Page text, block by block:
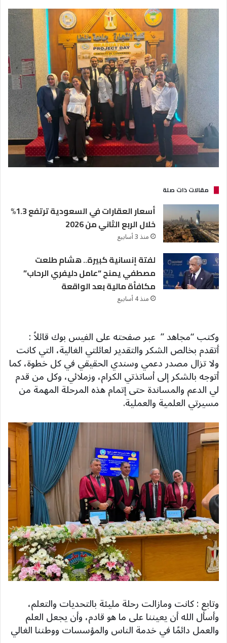
مقالات ذات صلة
أسعار العقارات في السعودية ترتفع 1.3%
خلال الربع الثاني من 2026
منذ 3 أسابيع
لفتة إنسانية كبيرة.. هشام طلعت
مصطفي يمنح “عامل دليفري الرحاب”
مكافأة مالية بعد الواقعة
منذ 4 أسابيع
وكتب “مجاهد ” عبر صفحته على الفيس بوك قائلاً :
أتقدم بخالص الشكر والتقدير لعائلتي الغالية، التي كانت
ولا تزال مصدر دعمي وسندي الحقيقي في كل خطوة، كما
أتوجه بالشكر إلى أساتذتي الكرام، وزملائي، وكل من قدم
لي الدعم والمساندة حتى إتمام هذه المرحلة المهمة من
مسيرتي العلمية والعملية.
وتابع : كانت ومازالت رحلة مليئة بالتحديات والتعلم،
وأسأل الله أن يعيننا على ما هو قادم، وأن يجعل العلم
والعمل دائمًا في خدمة الناس والمؤسسات ووطننا الغالي